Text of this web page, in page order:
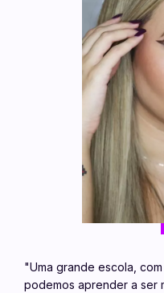
"Uma grande escola,
podemos aprender a ser